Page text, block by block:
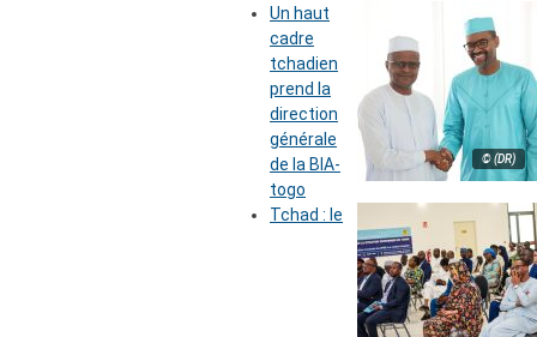
© (DR)
Un haut
cadre
tchadien
prend la
direction
générale
de la BIA-
togo
Tchad : le